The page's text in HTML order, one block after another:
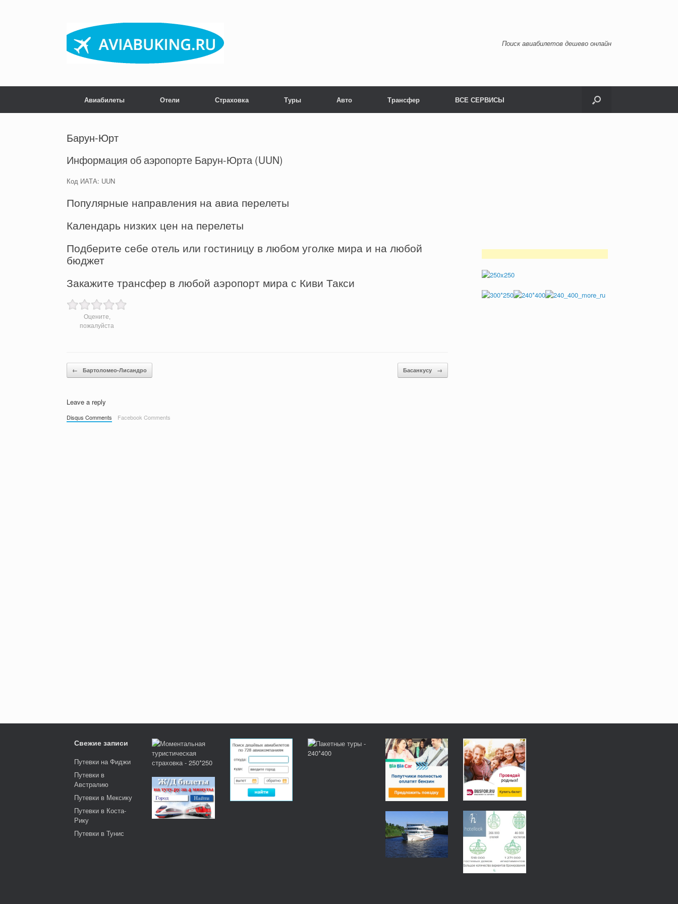
Поиск авиабилетов дешево онлайн
Авиабилеты Отели Страховка Туры Авто Трансфер ВСЕ СЕРВИСЫ
Барун-Юрт
Информация об аэропорте Барун-Юрта (UUN)
Код ИАТА: UUN
Популярные направления на авиа перелеты
Календарь низких цен на перелеты
Подберите себе отель или гостиницу в любом уголке мира и на любой
бюджет
Закажите трансфер в любой аэропорт мира с Киви Такси
Оцените,
пожалуйста
Post navigation
← Бартоломео-Лисандро Басанкусу →
Leave a reply
Disqus Comments Facebook Comments
Свежие записи
Путевки на Фиджи
Путевки в
Австралию
Путевки в Мексику
Путевки в Коста-
Рику
Путевки в Тунис